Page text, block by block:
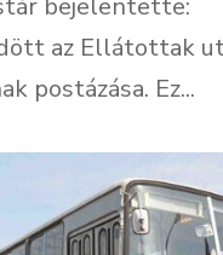
bejelentette:
az Ellátottak
postázása. Ez...